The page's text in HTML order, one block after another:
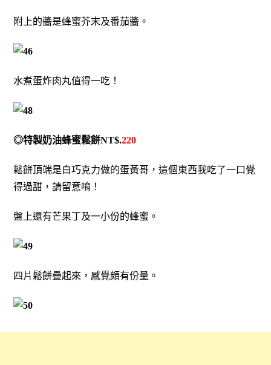
附上的醬是蜂蜜芥末及番茄醬。
水煮蛋炸肉丸值得一吃！
◎特製奶油蜂蜜鬆餅NT$.220
鬆餅頂端是白巧克力做的蛋黃哥，這個東西我吃了一口覺
得過甜，請留意唷！
盤上還有芒果丁及一小份的蜂蜜。
四片鬆餅疊起來，感覺頗有份量。